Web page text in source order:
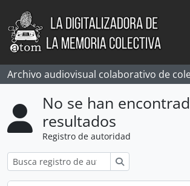
Skip to main content
Archivo audiovisual colaborativo de
No se han
resultados
Registro de autoridad